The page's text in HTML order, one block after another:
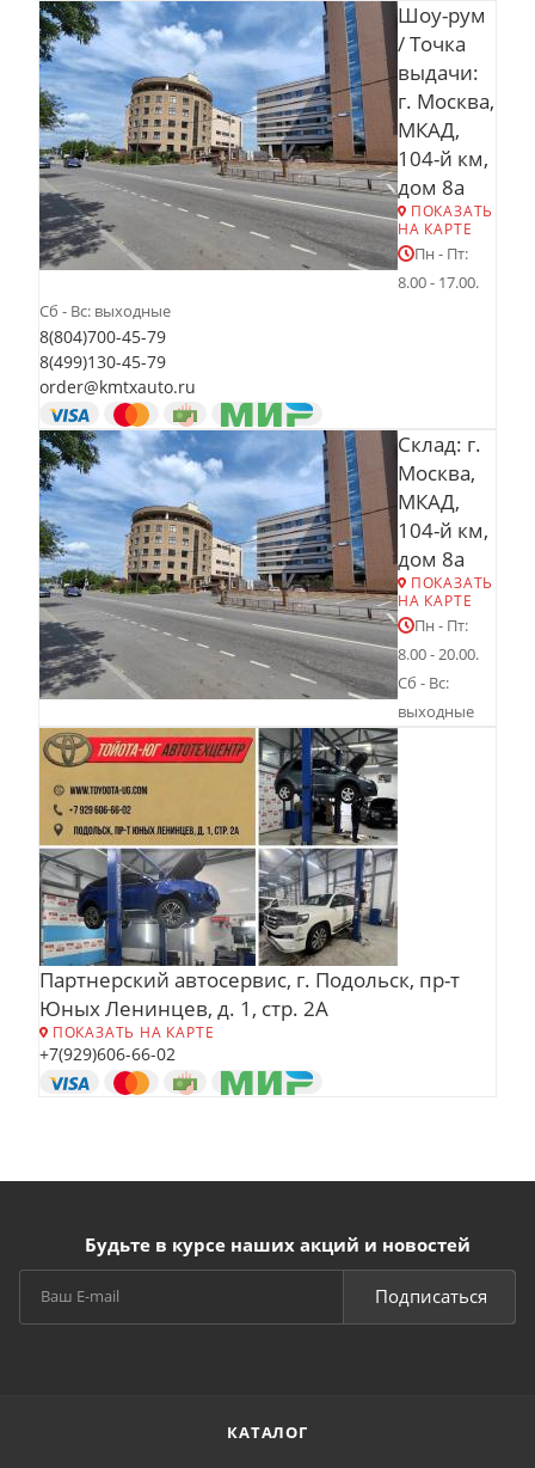
Шоу-рум
/ Точка
выдачи:
г. Москва,
МКАД,
104-й км,
дом 8а
ПОКАЗАТЬ
НА КАРТЕ
Пн - Пт:
8.00 - 17.00.
Сб - Вс: выходные
8(804)700-45-79
8(499)130-45-79
order@kmtxauto.ru
Склад: г.
Москва,
МКАД,
104-й км,
дом 8а
ПОКАЗАТЬ
НА КАРТЕ
Пн - Пт:
8.00 - 20.00.
Сб - Вс:
выходные
Партнерский автосервис, г. Подольск, пр-т
Юных Ленинцев, д. 1, стр. 2А
ПОКАЗАТЬ НА КАРТЕ
+7(929)606-66-02
Будьте в курсе наших акций и новостей
Подписаться
КАТАЛОГ